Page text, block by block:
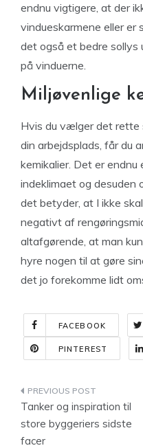
endnu vigtigere, at der
vindueskarmene eller er
det også et bedre sollys
på vinduerne.
Miljøvenlige
Hvis du vælger det rette
din arbejdsplads, får du
kemikalier. Det er
indeklimaet og desuden
det betyder, at I ikke
negativt af
altafgørende, at man
hyre nogen til at gøre
det jo forekomme lidt
FACEBOOK
PINTEREST
Tanker og inspiration til
store byggeriers sidste
facer